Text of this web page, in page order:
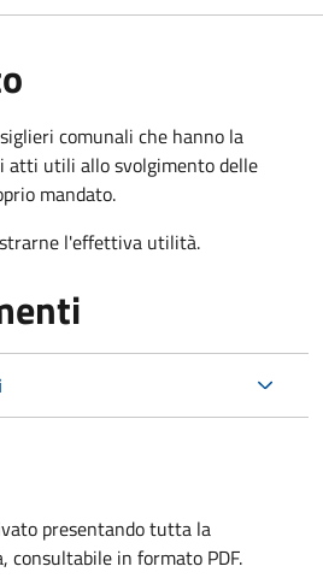
comunali che hanno la
atti utili allo svolgimento delle
mandato.
l'effettiva utilità.
presentando tutta la
consultabile in formato PDF.